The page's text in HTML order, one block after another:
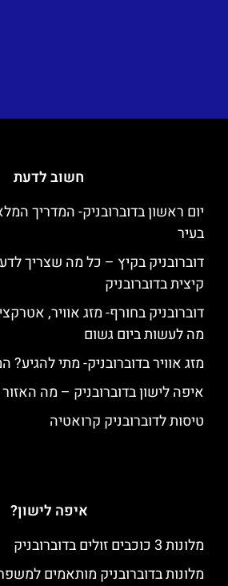
חשוב לדעת
יום ראשון בדוברובניק- המדריך
בעיר
דוברובניק בקיץ – כל מה שצריך
קיצית בדוברובניק
דוברובניק בחורף- מזג אוויר,
מה לעשות ביום גשום
מזג אוויר בדוברובניק- מתי להגיע?
איפה לישון בדוברובניק – מה
טיסות לדוברובניק קרואטיה
איפה לישון?
מלונות 3 כוכבים זולים בדוברובניק
מלונות בדוברובניק מותאמים